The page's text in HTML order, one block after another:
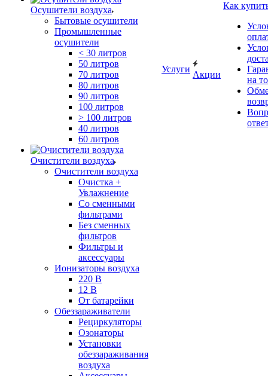
Осушители воздуха
Бытовые осушители
Промышленные
осушители
< 30 литров
50 литров
70 литров
80 литров
90 литров
100 литров
> 100 литров
40 литров
60 литров
Очистители воздуха
Очистители воздуха
Очистка +
Увлажнение
Cо сменными
фильтрами
Без сменных
фильтров
Фильтры и
аксессуары
Ионизаторы воздуха
220 В
12 В
От батарейки
Обеззараживатели
Рециркуляторы
Озонаторы
Установки
обеззараживания
воздуха
Услуги
Акции
Как
на